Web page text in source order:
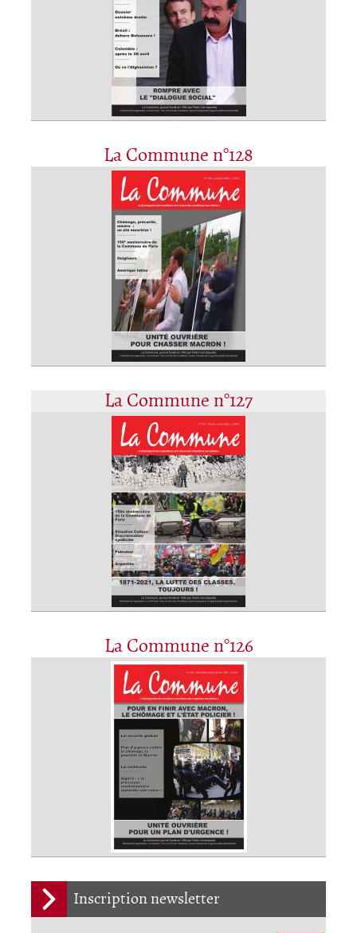
La Commune n°128
La Commune n°127
La Commune n°126
Inscription newsletter